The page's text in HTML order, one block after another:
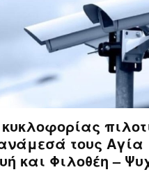
τους Αγία
και Φιλοθέη –